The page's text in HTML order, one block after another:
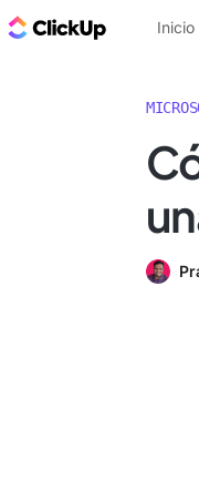
ClickUp
Inicio